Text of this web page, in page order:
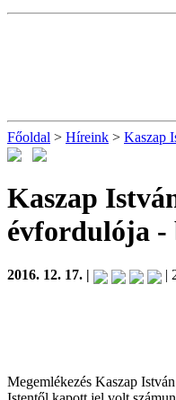
Főoldal > Híreink > Kaszap
Kaszap
évfordulója -
2016. 12. 17. | |
Megemlékezés Kaszap